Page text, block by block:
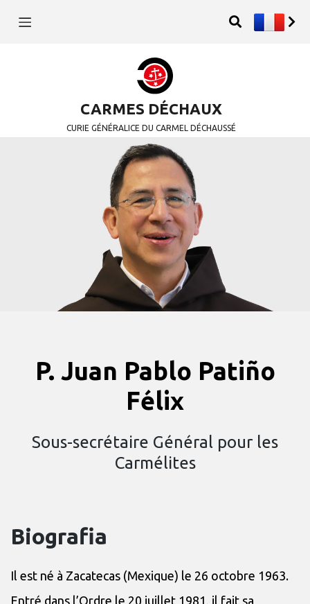
CARMES DÉCHAUX
CURIE GÉNÉRALICE DU CARMEL DÉCHAUSSÉ
P. Juan Pablo Patiño
Félix
Sous-secrétaire Général pour les
Carmélites
Biografia
Il est né à Zacatecas (Mexique) le 26 octobre 1963.
Entré dans l’Ordre le 20 juillet 1981, il fait sa